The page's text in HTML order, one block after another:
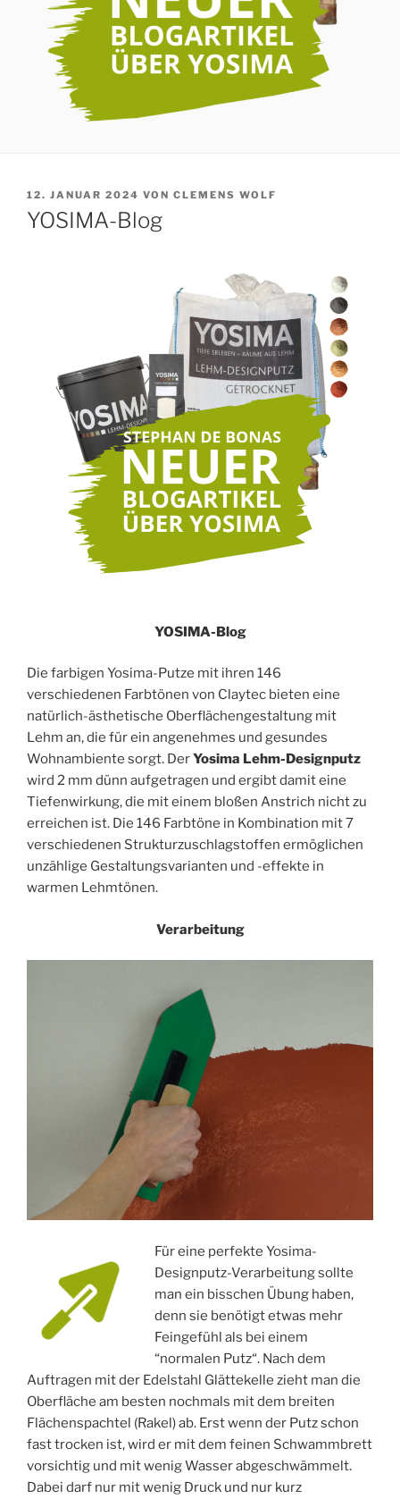
VERÖFFENTLICHT
AM
12. JANUAR 2024 VON CLEMENS WOLF
YOSIMA-Blog
YOSIMA-Blog
Die farbigen Yosima-Putze mit ihren 146
verschiedenen Farbtönen von Claytec bieten eine
natürlich-ästhetische Oberflächengestaltung mit
Lehm an, die für ein angenehmes und gesundes
Wohnambiente sorgt. DerYosima Lehm-Designputz
wird 2 mm dünn aufgetragen und ergibt damit eine
Tiefenwirkung, die mit einem bloßen Anstrich nicht zu
erreichen ist. Die 146 Farbtöne in Kombination mit 7
verschiedenen Strukturzuschlagstoffen ermöglichen
unzählige Gestaltungsvarianten und -effekte in
warmen Lehmtönen.
Verarbeitung
Für eine perfekte Yosima-
Designputz-Verarbeitung sollte
man ein bisschen Übung haben,
denn sie benötigt etwas mehr
Feingefühl als bei einem
“normalen Putz“. Nach dem
Auftragen mit der Edelstahl Glättekelle zieht man die
Oberfläche am besten nochmals mit dem breiten
Flächenspachtel (Rakel) ab. Erst wenn der Putz schon
fast trocken ist, wird er mit dem feinen Schwammbrett
vorsichtig und mit wenig Wasser abgeschwämmelt.
Dabei darf nur mit wenig Druck und nur kurz